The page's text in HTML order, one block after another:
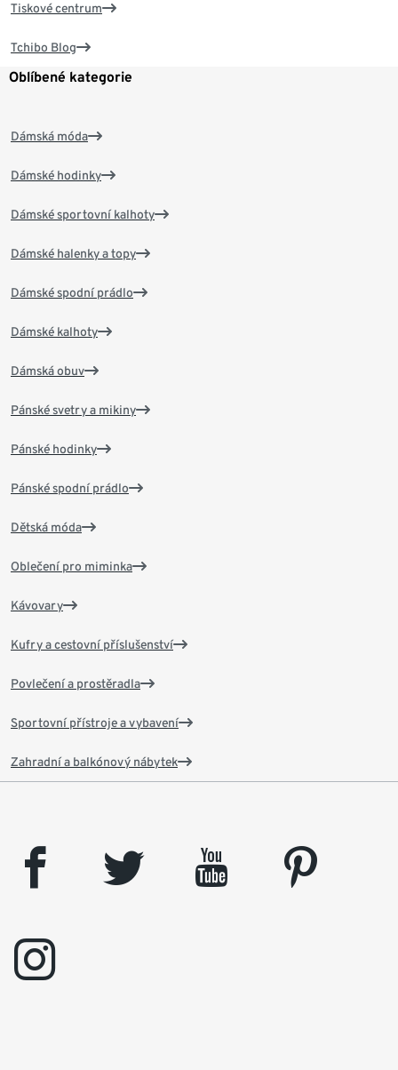
Tiskové centrum
Tchibo Blog
Oblíbené kategorie
Dámská móda
Dámské hodinky
Dámské sportovní kalhoty
Dámské halenky a topy
Dámské spodní prádlo
Dámské kalhoty
Dámská obuv
Pánské svetry a mikiny
Pánské hodinky
Pánské spodní prádlo
Dětská móda
Oblečení pro miminka
Kávovary
Kufry a cestovní příslušenství
Povlečení a prostěradla
Sportovní přístroje a vybavení
Zahradní a balkónový nábytek
facebook twitter youtube
pinterest
instagram